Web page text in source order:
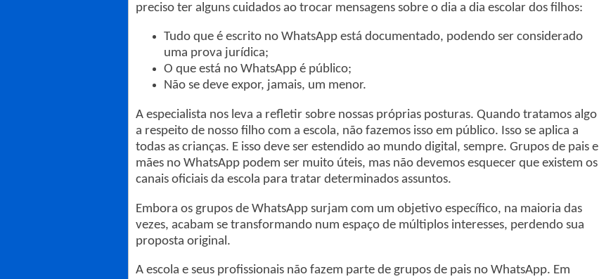
preciso ter alguns cuidados ao trocar mensagens sobre o dia a dia escolar dos filhos:
Tudo que é escrito no WhatsApp está documentado, podendo ser considerado
uma prova jurídica;
O que está no WhatsApp é público;
Não se deve expor, jamais, um menor.
A especialista nos leva a refletir sobre nossas próprias posturas. Quando tratamos algo
a respeito de nosso filho com a escola, não fazemos isso em público. Isso se aplica a
todas as crianças. E isso deve ser estendido ao mundo digital, sempre. Grupos de pais e
mães no WhatsApp podem ser muito úteis, mas não devemos esquecer que existem os
canais oficiais da escola para tratar determinados assuntos.
Embora os grupos de WhatsApp surjam com um objetivo específico, na maioria das
vezes, acabam se transformando num espaço de múltiplos interesses, perdendo sua
proposta original.
A escola e seus profissionais não fazem parte de grupos de pais no WhatsApp. Em